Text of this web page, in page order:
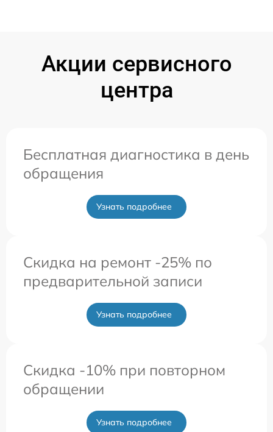
Акции сервисного
центра
Бесплатная диагностика в день
обращения
Узнать подробнее
Скидка на ремонт -25% по
предварительной записи
Узнать подробнее
Скидка -10% при повторном
обращении
Узнать подробнее